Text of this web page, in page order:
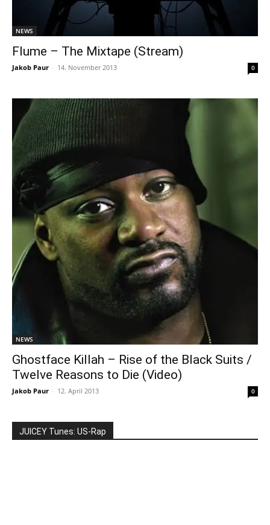
NEWS
Flume – The Mixtape (Stream)
Jakob Paur - 14. November 2013 0
NEWS
Ghostface Killah – Rise of the Black Suits /
Twelve Reasons to Die (Video)
Jakob Paur - 12. April 2013 0
JUICEY Tunes: US-Rap